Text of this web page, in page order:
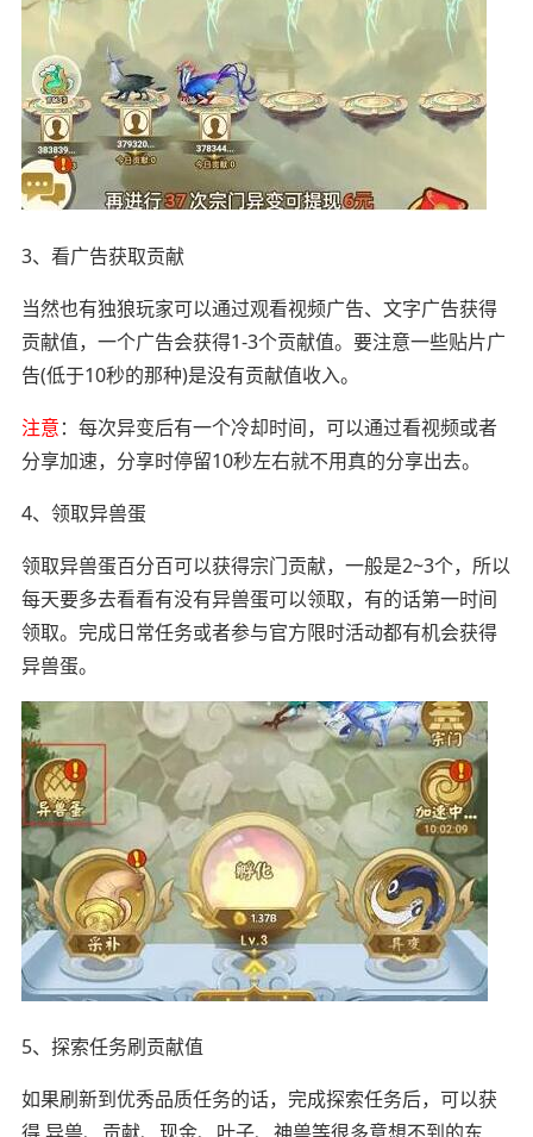
3、看广告获取贡献
当然也有独狼玩家可以通过观看视频广告、文字广告获得
贡献值，一个广告会获得1-3个贡献值。要注意一些贴片广
告(低于10秒的那种)是没有贡献值收入。
注意：每次异变后有一个冷却时间，可以通过看视频或者
分享加速，分享时停留10秒左右就不用真的分享出去。
4、领取异兽蛋
领取异兽蛋百分百可以获得宗门贡献，一般是2~3个，所以
每天要多去看看有没有异兽蛋可以领取，有的话第一时间
领取。完成日常任务或者参与官方限时活动都有机会获得
异兽蛋。
5、探索任务刷贡献值
如果刷新到优秀品质任务的话，完成探索任务后，可以获